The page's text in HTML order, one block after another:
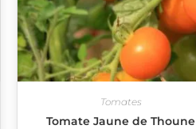
Tomates
Tomate Jaune de Thoune